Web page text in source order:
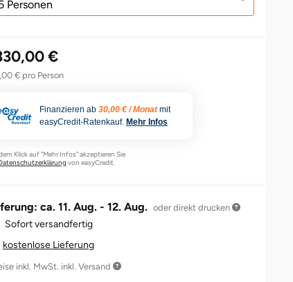
€
€ pro Person
Finanzieren ab 30,00 € / Monat mit
easyCredit-Ratenkauf. Mehr Infos
Klick auf "Mehr Infos" akzeptieren Sie
von easyCredit.
ca. 11. Aug. - 12. Aug. oder direkt drucken
Sofort versandfertig
kostenlose Lieferung
inkl. MwSt. inkl. Versand